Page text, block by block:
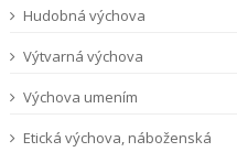
Hudobná výchova
Výtvarná výchova
Výchova umením
Etická výchova, náboženská